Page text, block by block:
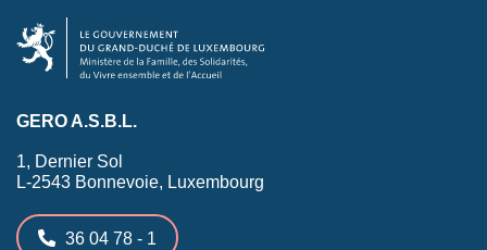
GERO A.S.B.L.
1, Dernier Sol
L-2543 Bonnevoie, Luxembourg
36 04 78 - 1